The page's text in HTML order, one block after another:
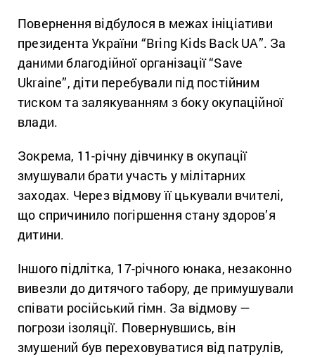
Повернення відбулося в межах ініціативи
президента України “Bring Kids Back UA”. За
даними благодійної організації “Save
Ukraine”, діти перебували під постійним
тиском та залякуванням з боку окупаційної
влади.
Зокрема, 11-річну дівчинку в окупації
змушували брати участь у мілітарних
заходах. Через відмову її цькували вчителі,
що спричинило погіршення стану здоров’я
дитини.
Іншого підлітка, 17-річного юнака, незаконно
вивезли до дитячого табору, де примушували
співати російський гімн. За відмову —
погрози ізоляції. Повернувшись, він
змушений був переховуватися від патрулів,